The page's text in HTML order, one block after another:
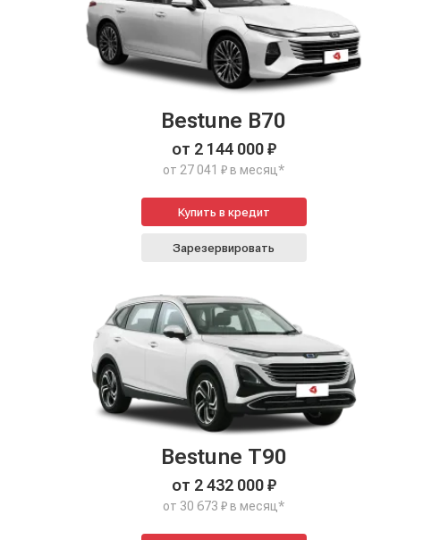
Bestune B70
от 2 144 000 ₽
от 27 041 ₽ в месяц*
Купить в кредит
Зарезервировать
Bestune T90
от 2 432 000 ₽
от 30 673 ₽ в месяц*